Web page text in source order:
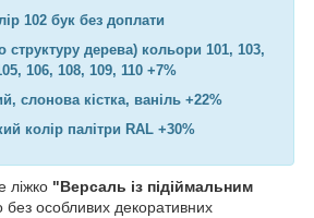
102 бук без доплати
структуру дерева) кольори 101, 103,
106, 108, 109, 110 +7%
слонова кістка, ваніль +22%
колір палітри RAL +30%
ліжко "Версаль із підіймальним
без особливих декоративних